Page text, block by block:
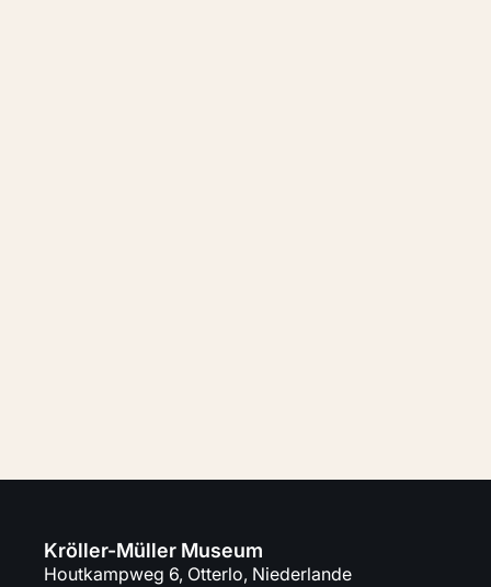
Kröller-Müller Museum
Houtkampweg 6, Otterlo, Niederlande